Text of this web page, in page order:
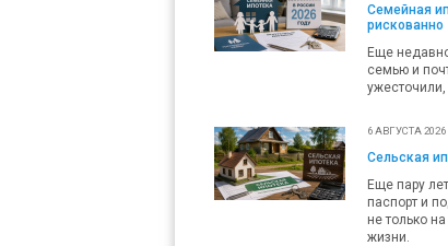
Семейная
рискованно
Еще
семью и
6 АВГУСТА 2026
Сельская
Еще пару
паспорт и
не только
жизни.